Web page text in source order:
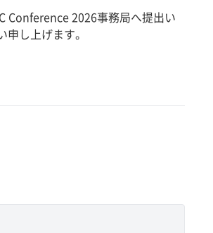
Conference 2026事務局へ提出い
申し上げます。